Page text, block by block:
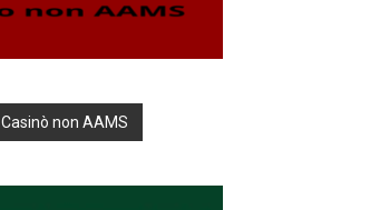
Casinò non AAMS